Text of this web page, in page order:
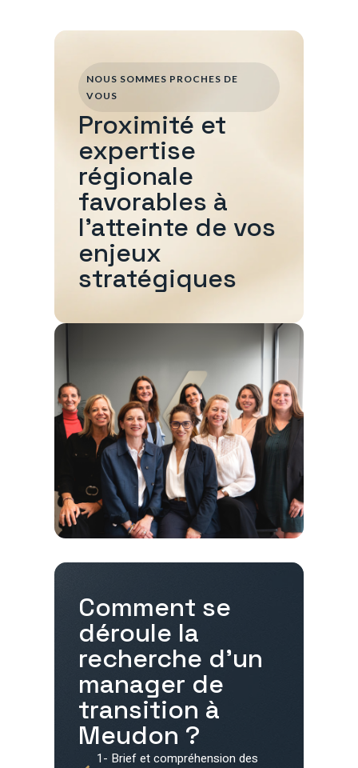
Comment se
déroule la
recherche d'un
manager de
transition à
Meudon ?
1- Brief et compréhension des
NOUS SOMMES PROCHES DE
VOUS
Proximité et
expertise
régionale
favorables à
l'atteinte de vos
enjeux
stratégiques